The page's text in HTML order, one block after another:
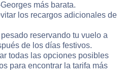
más barata.
los recargos adicionales de
reservando tu vuelo a
de los días festivos.
todas las opciones posibles
para encontrar la tarifa más